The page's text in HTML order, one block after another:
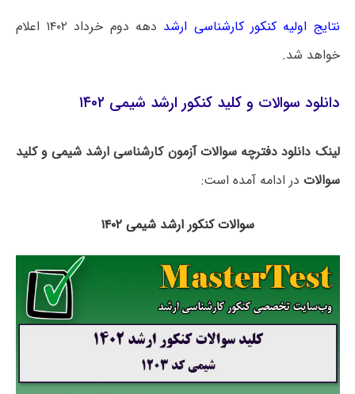
نتایج اولیه کنکور کارشناسی ارشد
دهه دوم خرداد ۱۴۰۲ اعلام
خواهد شد.
دانلود سوالات و کلید کنکور ارشد شیمی ۱۴۰۲
لینک دانلود دفترچه سوالات آزمون کارشناسی ارشد شیمی و کلید
سوالات در ادامه آمده است:
سوالات کنکور ارشد شیمی ۱۴۰۲